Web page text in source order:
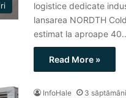
logistice dedicate
lansarea NORDTH
estimat la aproape
Read More »
InfoHale 3